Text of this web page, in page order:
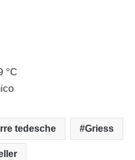
°C
tedesche Griess